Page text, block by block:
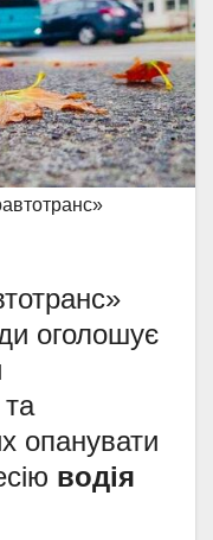
оголошує
опанувати
водія